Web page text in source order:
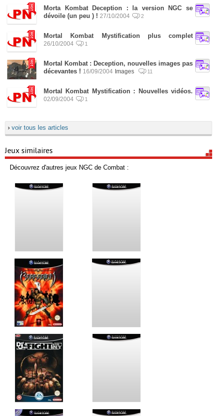
Morta Kombat Deception : la version NGC se
dévoile (un peu ) ! 27/10/2004 2
Mortal Kombat Mystification plus complet
26/10/2004 1
Mortal Kombat : Deception, nouvelles images pas
décevantes ! 16/09/2004 Images 11
Mortal Kombat Mystification : Nouvelles vidéos.
02/09/2004 1
› voir tous les articles
Jeux similaires
Découvrez d'autres jeux NGC de Combat :